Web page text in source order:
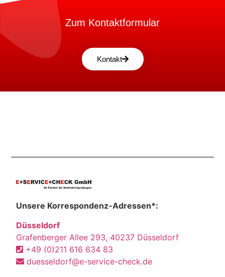
Zum Kontaktformular
Kontakt
Unsere Korrespondenz-Adressen*:
Düsseldorf
Grafenberger Allee 293, 40237 Düsseldorf
+49 (0)211 616 634 83
duesseldorf@e-service-check.de